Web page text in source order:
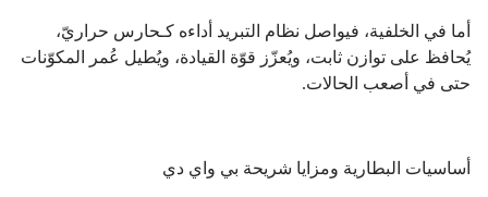
أما في الخلفية، فيواصل نظام التبريد أداءه كـحارس حراريّ،
يُحافظ على توازن ثابت، ويُعزّز قوّة القيادة، ويُطيل عُمر المكوّنات
حتى في أصعب الحالات.
أساسيات البطارية ومزايا شريحة بي واي دي